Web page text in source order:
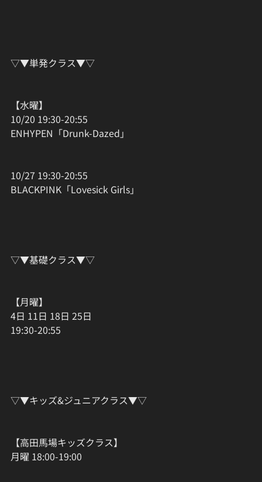
▽▼単発クラス▼▽
【水曜】
10/20 19:30-20:55
ENHYPEN「Drunk-Dazed」
10/27 19:30-20:55
BLACKPINK「Lovesick Girls」
▽▼基礎クラス▼▽
【月曜】
4日 11日 18日 25日
19:30-20:55
▽▼キッズ&ジュニアクラス▼▽
【高田馬場キッズクラス】
月曜 18:00-19:00